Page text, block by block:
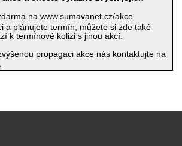
na www.sumavanet.cz/akce
a plánujete termín, můžete si zde také
k termínové kolizi s jinou akcí.
propagaci akce nás kontaktujte na